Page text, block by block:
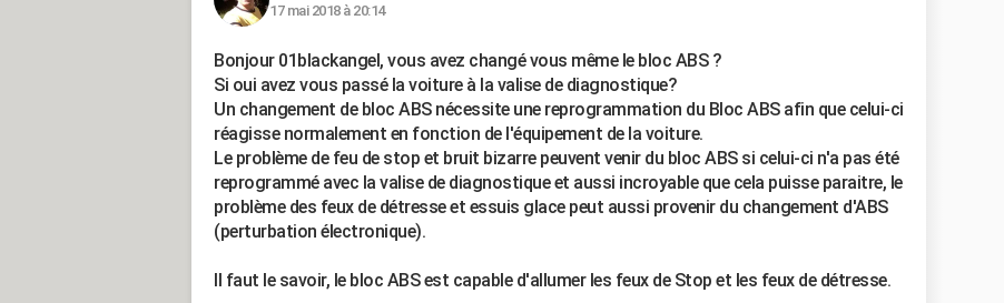
17 mai 2018 à 20:14
Bonjour 01blackangel, vous avez changé vous même le bloc ABS ?
Si oui avez vous passé la voiture à la valise de diagnostique?
Un changement de bloc ABS nécessite une reprogrammation du Bloc ABS afin que celui-ci
réagisse normalement en fonction de l'équipement de la voiture.
Le problème de feu de stop et bruit bizarre peuvent venir du bloc ABS si celui-ci n'a pas été
reprogrammé avec la valise de diagnostique et aussi incroyable que cela puisse paraitre, le
problème des feux de détresse et essuis glace peut aussi provenir du changement d'ABS
(perturbation électronique).
Il faut le savoir, le bloc ABS est capable d'allumer les feux de Stop et les feux de détresse.